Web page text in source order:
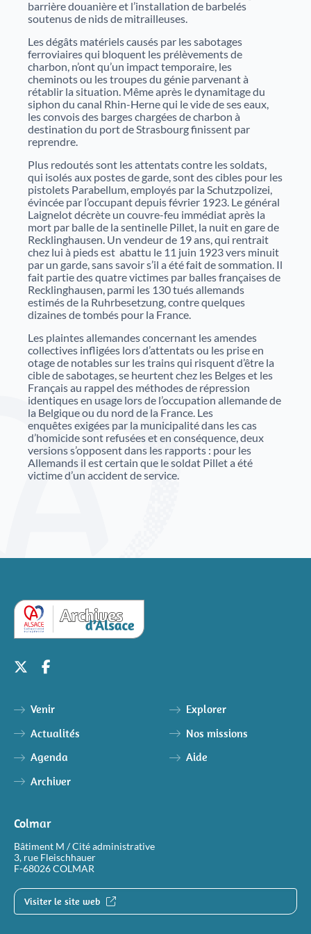
Nos débats citoyens
En savoir plus sur nos rencontres ouvertes à tous
autour de sujets historiques et sociétaux. Historiens,
spécialistes et public échangent dans un cadre convivial
pour mieux comprendre des événements marquants.
barrière douanière et l’installation de barbelés
soutenus de nids de mitrailleuses.
Les dégâts matériels causés par les sabotages
ferroviaires qui bloquent les prélèvements de
charbon, n’ont qu’un impact temporaire, les
cheminots ou les troupes du génie parvenant à
rétablir la situation. Même après le dynamitage du
siphon du canal Rhin-Herne qui le vide de ses eaux,
les convois des barges chargées de charbon à
destination du port de Strasbourg finissent par
reprendre.
Plus redoutés sont les attentats contre les soldats,
qui isolés aux postes de garde, sont des cibles pour les
pistolets Parabellum, employés par la Schutzpolizei,
évincée par l’occupant depuis février 1923. Le général
Laignelot décrète un couvre-feu immédiat après la
mort par balle de la sentinelle Pillet, la nuit en gare de
Recklinghausen. Un vendeur de 19 ans, qui rentrait
chez lui à pieds est abattu le 11 juin 1923 vers minuit
par un garde, sans savoir s’il a été fait de sommation. Il
fait partie des quatre victimes par balles françaises de
Recklinghausen, parmi les 130 tués allemands
estimés de la Ruhrbesetzung, contre quelques
dizaines de tombés pour la France.
Les plaintes allemandes concernant les amendes
collectives infligées lors d’attentats ou les prise en
otage de notables sur les trains qui risquent d’être la
cible de sabotages, se heurtent chez les Belges et les
Français au rappel des méthodes de répression
identiques en usage lors de l’occupation allemande de
la Belgique ou du nord de la France. Les
enquêtes exigées par la municipalité dans les cas
d’homicide sont refusées et en conséquence, deux
versions s’opposent dans les rapports : pour les
Allemands il est certain que le soldat Pillet a été
victime d’un accident de service.
Venir
Actualités
Agenda
Archiver
Explorer
Nos missions
Aide
Colmar
Bâtiment M / Cité administrative
3, rue Fleischhauer
F-68026 COLMAR
Visiter le site web
Catalogue des bibliothèques des Archives d'Alsace
Aide à la recherche
Afin de vous aider dans vos recherches historiques,
proposons des fiches d'aide portant sur des
thématiques variées.
Famille et généalogie
Affaires de nationalité et émigration
Evénements historiques, conflits et soldats
Sites et bâtiments
Cadastre, enregistrement et notariat
Métiers et fonctions Culture et loisirs